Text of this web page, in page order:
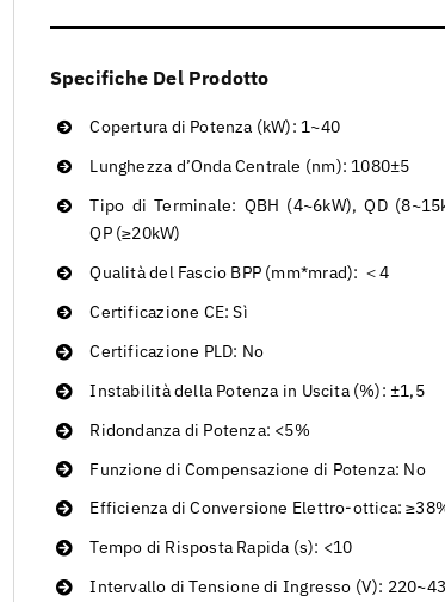
Specifiche Del Prodotto
Copertura di Potenza (kW): 1~40
Lunghezza d’Onda Centrale (nm): 1080±5
Tipo di Terminale: QBH (4~6kW), QD
QP (≥20kW)
Qualità del Fascio BPP (mm*mrad): ＜4
Certificazione CE: Sì
Certificazione PLD: No
Instabilità della Potenza in Uscita (%): ±1,5
Ridondanza di Potenza: <5%
Funzione di Compensazione di Potenza: No
Efficienza di Conversione Elettro-ottica:
Tempo di Risposta Rapida (s): <10
Intervallo di Tensione di Ingresso (V):